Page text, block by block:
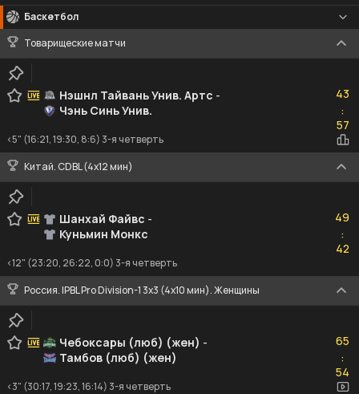
Баскетбол
Товарищеские матчи
Нэшнл Тайвань Унив. Артс -
Чэнь Синь Унив.
43
:57
57
<5" (16:21, 19:30, 8:6) 3-я четверть
Китай. CDBL (4x12 мин)
Шанхай Файвс -
Куньмин Монкс
49
:42
42
<12" (23:20, 26:22, 0:0) 3-я четверть
Россия. IPBL Pro Division-1 3x3 (4x10 мин). Женщины
Чебоксары (люб) (жен) -
Тамбов (люб) (жен)
65
:54
54
<3" (30:17, 19:23, 16:14) 3-я четверть